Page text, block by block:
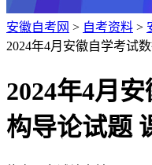
安徽自考网 > 自考资料 >
2024年4月安徽自学考试
2024年4月
构导论试题